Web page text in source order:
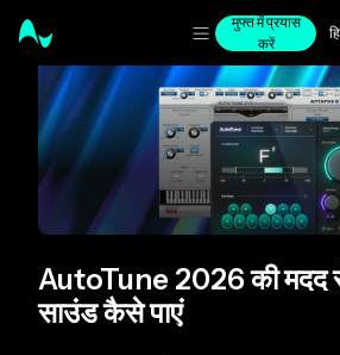
मुफ्त में प्रयास
करें
AutoTune 2026 की मदद
साउंड कैसे पाएं